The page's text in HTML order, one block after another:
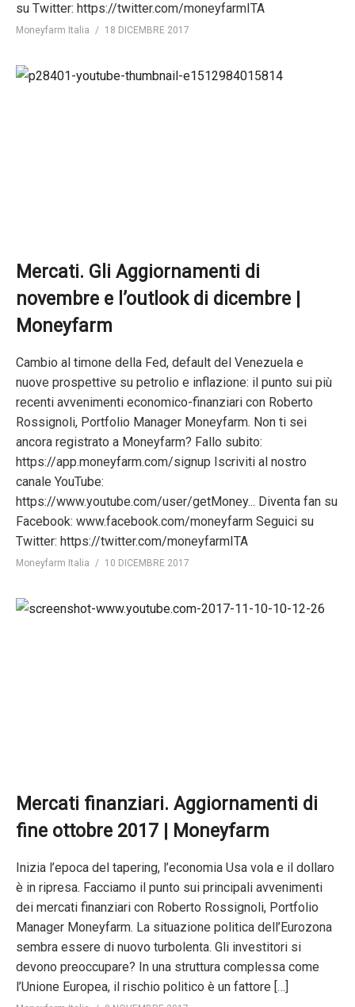
su Twitter: https://twitter.com/moneyfarmITA
Moneyfarm Italia 18 DICEMBRE 2017
Mercati. Gli Aggiornamenti di
novembre e l’outlook di dicembre |
Moneyfarm
Cambio al timone della Fed, default del Venezuela e
nuove prospettive su petrolio e inflazione: il punto sui più
recenti avvenimenti economico-finanziari con Roberto
Rossignoli, Portfolio Manager Moneyfarm. Non ti sei
ancora registrato a Moneyfarm? Fallo subito:
https://app.moneyfarm.com/signup Iscriviti al nostro
canale YouTube:
https://www.youtube.com/user/getMoney... Diventa fan su
Facebook: www.facebook.com/moneyfarm Seguici su
Twitter: https://twitter.com/moneyfarmITA
Moneyfarm Italia 10 DICEMBRE 2017
Mercati finanziari. Aggiornamenti di
fine ottobre 2017 | Moneyfarm
Inizia l’epoca del tapering, l’economia Usa vola e il dollaro
è in ripresa. Facciamo il punto sui principali avvenimenti
dei mercati finanziari con Roberto Rossignoli, Portfolio
Manager Moneyfarm. La situazione politica dell’Eurozona
sembra essere di nuovo turbolenta. Gli investitori si
devono preoccupare? In una struttura complessa come
l’Unione Europea, il rischio politico è un fattore […]